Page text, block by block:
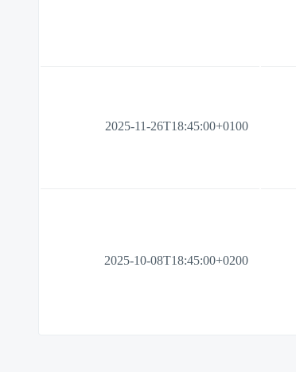
2025-11-26T18:45:00+0100
2025-10-08T18:45:00+0200